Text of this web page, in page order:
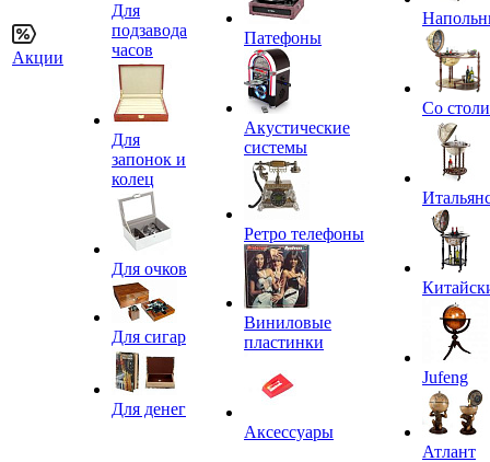
Акции
Для
подзавода
часов
Для
запонок и
колец
Для очков
Для сигар
Для денег
Патефоны
Акустические
системы
Ретро телефоны
Виниловые
пластинки
Аксессуары
Со
Jufeng
Атлант